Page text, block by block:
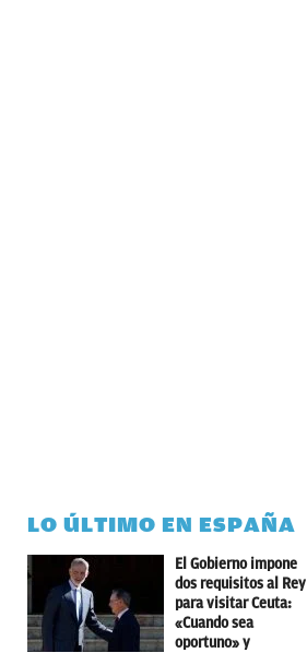
LO ÚLTIMO EN ESPAÑA
El Gobierno impone
dos requisitos al Rey
para visitar Ceuta:
«Cuando sea
oportuno» y